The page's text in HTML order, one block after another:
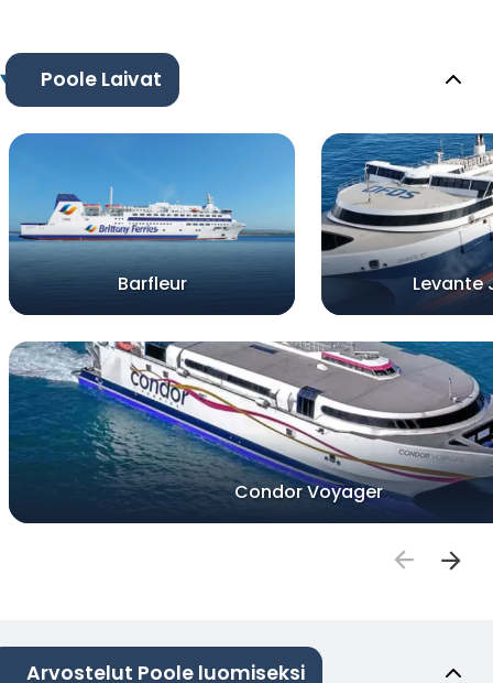
Poole Laivat
Barfleur Levante
Condor Voyager
Arvostelut Poole luomiseksi